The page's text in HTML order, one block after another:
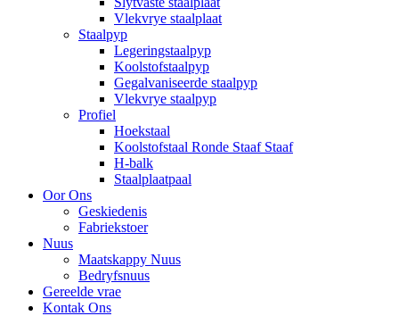
Vlekvrye staalplaat
Staalpyp
Legeringstaalpyp
Koolstofstaalpyp
Gegalvaniseerde staalpyp
Vlekvrye staalpyp
Profiel
Hoekstaal
Koolstofstaal Ronde Staaf Staaf
H-balk
Staalplaatpaal
Oor Ons
Geskiedenis
Fabriekstoer
Nuus
Maatskappy Nuus
Bedryfsnuus
Gereelde vrae
Kontak Ons